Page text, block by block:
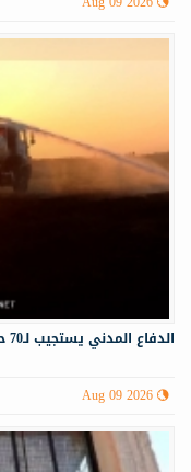
الدفاع المدني يستجيب لـ70 حادث سير وحريقا في عموم سوريا
Aug 09 2026